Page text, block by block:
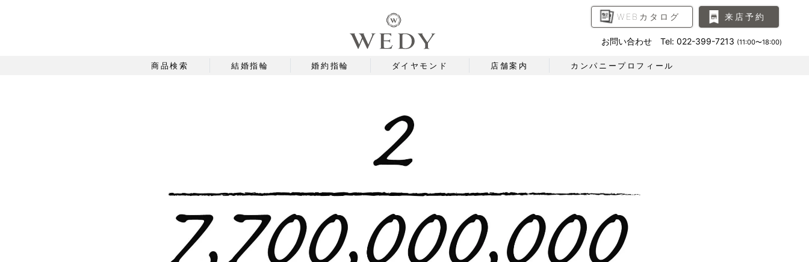
WEBカタログ 来店予約
お問い合わせ Tel: 022-399-7213 (11:00〜18:00)
商品検索 結婚指輪 婚約指輪 ダイヤモンド 店舗案内 カンパニープロフィール